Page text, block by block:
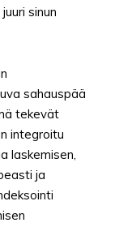
sinun
sahauspää
tekevät
integroitu
laskemisen,
ja